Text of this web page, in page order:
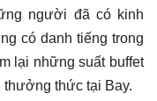
người đã có kinh
có danh tiếng trong
lại những suất buffet
thưởng thức tại Bay.